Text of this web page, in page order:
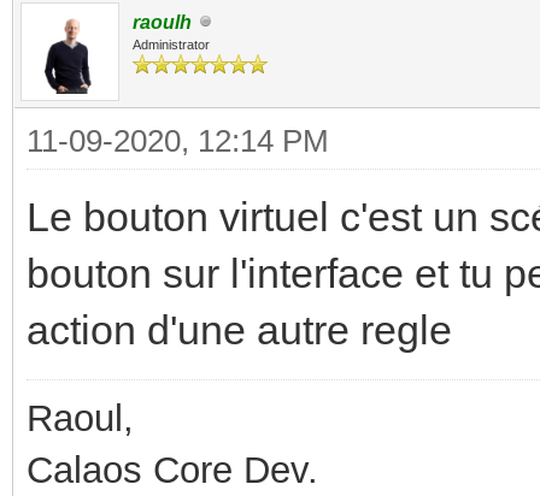
raoulh
Administrator
11-09-2020, 12:14 PM
Le bouton virtuel c'est un
bouton sur l'interface et tu
action d'une autre regle
Raoul,
Calaos Core Dev.